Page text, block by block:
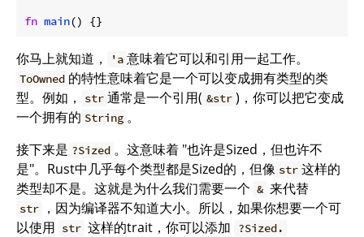
fn main() {}
你马上就知道， 'a 意味着它可以和引用一起工作。
ToOwned 的特性意味着它是一个可以变成拥有类型的类
型。例如，
str 通常是一个引用( &str )，你可以把它变成
一个拥有的 String 。
接下来是 ?Sized 。这意味着 "也许是Sized，但也许不
是"。Rust中几乎每个类型都是Sized的，但像 str 这样的
类型却不是。这就是为什么我们需要一个 & 来代替
str
，因为编译器不知道大小。所以，如果你想要一个可
以使用 str 这样的trait，你可以添加 ?Sized.